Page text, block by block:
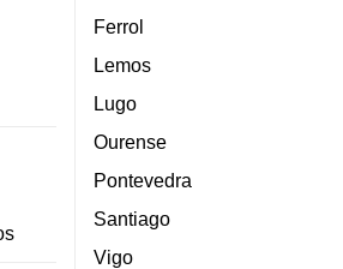
Ferrol
Lemos
Lugo
Ourense
Pontevedra
Santiago
Vigo